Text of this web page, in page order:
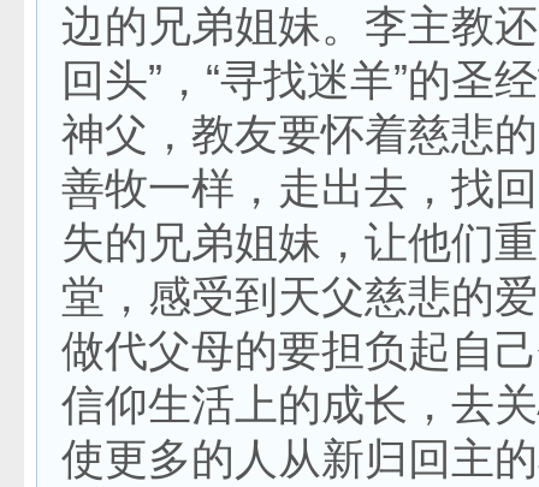
边的兄弟姐妹。李主教
回头”，“寻找迷羊”的圣
神父，教友要怀着慈悲
善牧一样，走出去，找
失的兄弟姐妹，让他们
堂，感受到天父慈悲的
做代父母的要担负起自
信仰生活上的成长，去
使更多的人从新归回主